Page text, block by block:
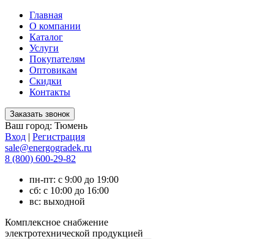
Главная
О компании
Каталог
Услуги
Покупателям
Оптовикам
Скидки
Контакты
Ваш город: Тюмень
Вход | Регистрация
sale@energogradek.ru
8 (800) 600-29-82
пн-пт: с 9:00 до 19:00
сб: с 10:00 до 16:00
вс: выходной
Комплексное снабжение
электротехнической продукцией